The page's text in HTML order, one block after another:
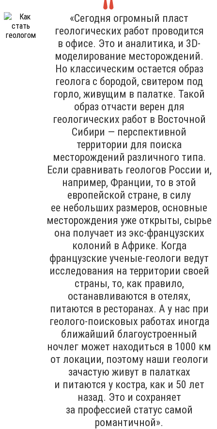
«Сегодня огромный пласт
геологических работ проводится
в офисе. Это и аналитика, и 3D-
моделирование месторождений.
Но классическим остается образ
геолога с бородой, свитером под
горло, живущим в палатке. Такой
образ отчасти верен для
геологических работ в Восточной
Сибири — перспективной
территории для поиска
месторождений различного типа.
Если сравнивать геологов России и,
например, Франции, то в этой
европейской стране, в силу
ее небольших размеров, основные
месторождения уже открыты, сырье
она получает из экс-французских
колоний в Африке. Когда
французские ученые-геологи ведут
исследования на территории своей
страны, то, как правило,
останавливаются в отелях,
питаются в ресторанах. А у нас при
геолого-поисковых работах иногда
ближайший благоустроенный
ночлег может находиться в 1000 км
от локации, поэтому наши геологи
зачастую живут в палатках
и питаются у костра, как и 50 лет
назад. Это и сохраняет
за профессией статус самой
романтичной».